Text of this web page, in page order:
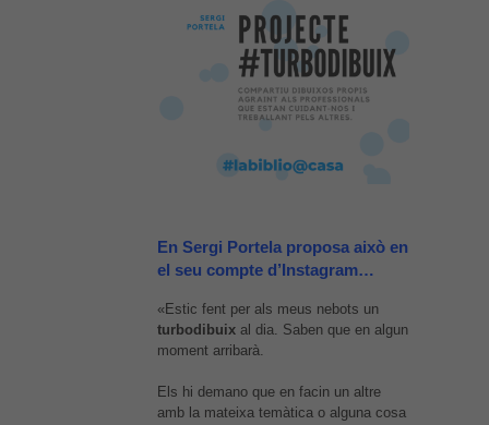
En Sergi Portela proposa això en
el seu compte d’Instagram…
«Estic fent per als meus nebots un
turbodibuixal dia. Saben que en algun
moment arribarà.
Els hi demano que en facin un altre
amb la mateixa temàtica o alguna cosa